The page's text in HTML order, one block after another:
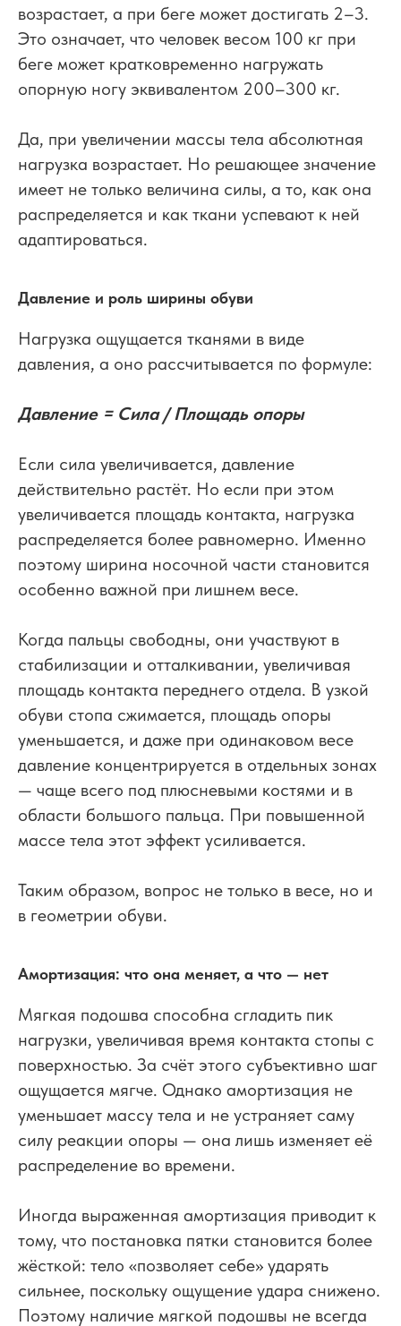
возрастает, а при беге может достигать 2–3.
Это означает, что человек весом 100 кг при
беге может кратковременно нагружать
опорную ногу эквивалентом 200–300 кг.
Да, при увеличении массы тела абсолютная
нагрузка возрастает. Но решающее значение
имеет не только величина силы, а то, как она
распределяется и как ткани успевают к ней
адаптироваться.
Давление и роль ширины обуви
Нагрузка ощущается тканями в виде
давления, а оно рассчитывается по формуле:
Давление = Сила / Площадь опоры
Если сила увеличивается, давление
действительно растёт. Но если при этом
увеличивается площадь контакта, нагрузка
распределяется более равномерно. Именно
поэтому ширина носочной части становится
особенно важной при лишнем весе.
Когда пальцы свободны, они участвуют в
стабилизации и отталкивании, увеличивая
площадь контакта переднего отдела. В узкой
обуви стопа сжимается, площадь опоры
уменьшается, и даже при одинаковом весе
давление концентрируется в отдельных зонах
— чаще всего под плюсневыми костями и в
области большого пальца. При повышенной
массе тела этот эффект усиливается.
Таким образом, вопрос не только в весе, но и
в геометрии обуви.
Амортизация: что она меняет, а что — нет
Мягкая подошва способна сгладить пик
нагрузки, увеличивая время контакта стопы с
поверхностью. За счёт этого субъективно шаг
ощущается мягче. Однако амортизация не
уменьшает массу тела и не устраняет саму
силу реакции опоры — она лишь изменяет её
распределение во времени.
Иногда выраженная амортизация приводит к
тому, что постановка пятки становится более
жёсткой: тело «позволяет себе» ударять
сильнее, поскольку ощущение удара снижено.
Поэтому наличие мягкой подошвы не всегда